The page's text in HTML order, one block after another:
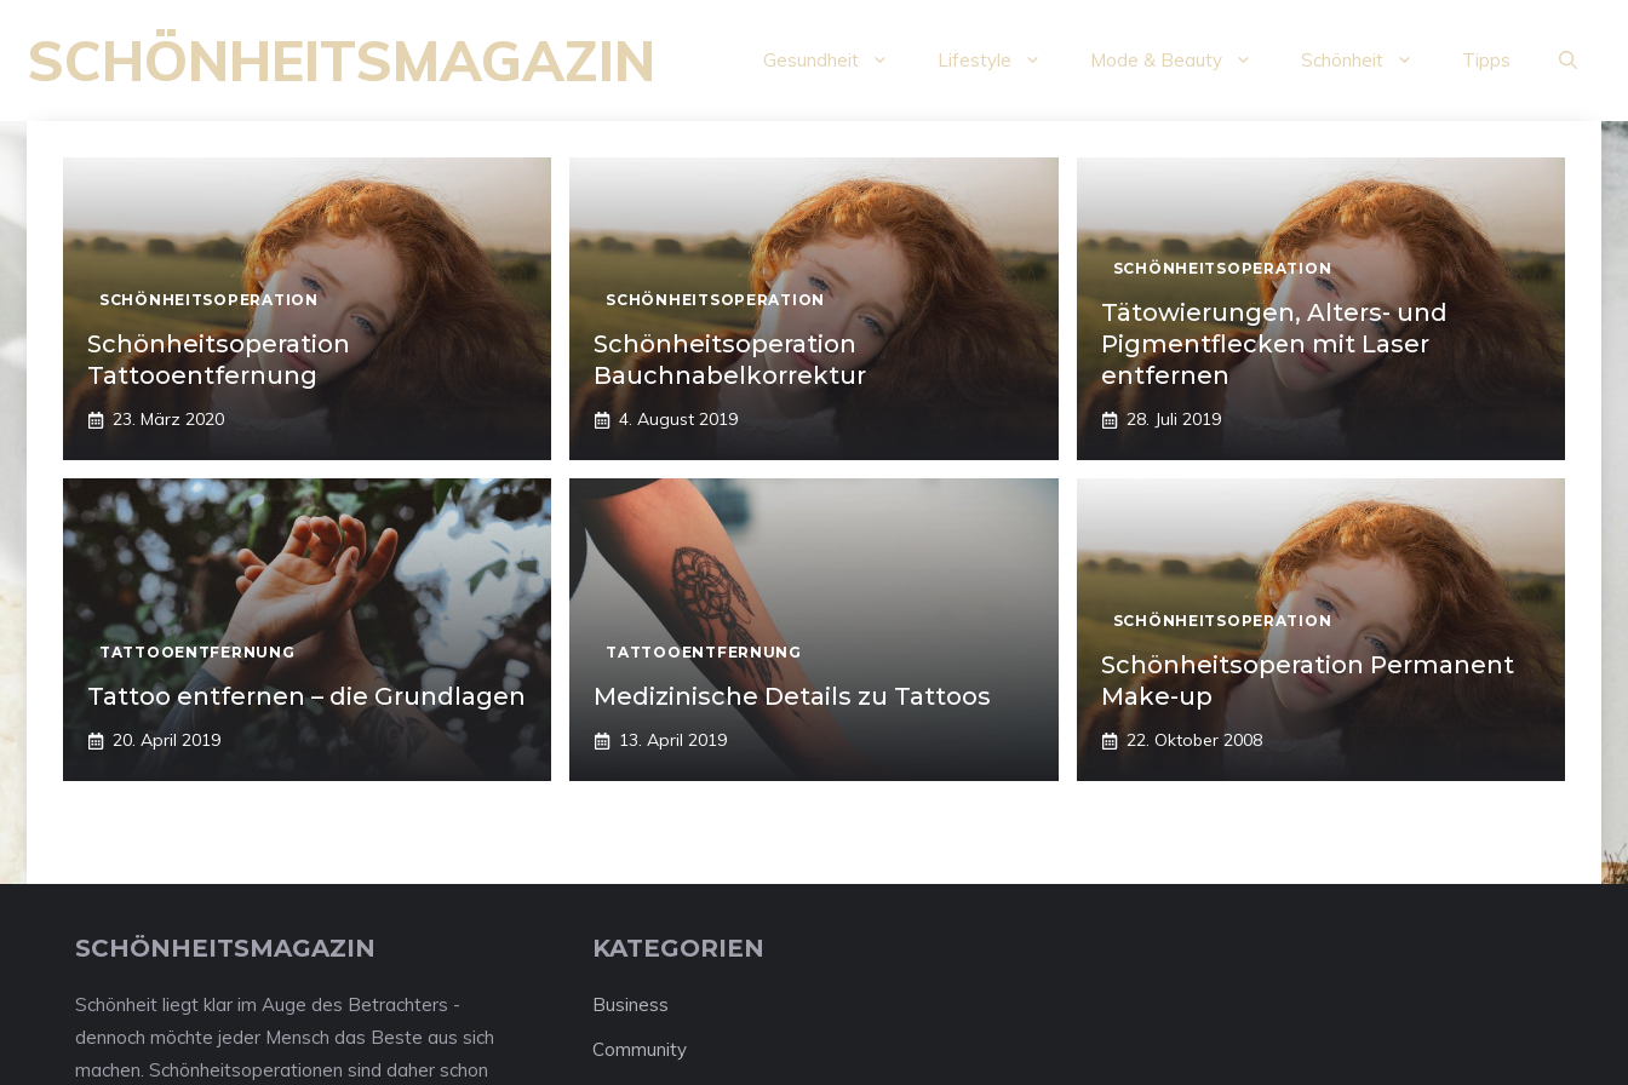
Inhalt
springen
SCHÖNHEITSMAGAZIN Gesundheit Lifestyle Mode & Beauty Schönheit Tipps
SCHÖNHEITSOPERATION
Schönheitsoperation
Tattooentfernung
23. März 2020
SCHÖNHEITSOPERATION
Schönheitsoperation
Bauchnabelkorrektur
4. August 2019
SCHÖNHEITSOPERATION
Tätowierungen, Alters- und
Pigmentflecken mit Laser
entfernen
28. Juli 2019
TATTOOENTFERNUNG
Tattoo entfernen – die Grundlagen
20. April 2019
TATTOOENTFERNUNG
Medizinische Details zu Tattoos
13. April 2019
SCHÖNHEITSOPERATION
Schönheitsoperation Permanent
Make-up
22. Oktober 2008
SCHÖNHEITSMAGAZIN
Schönheit liegt klar im Auge des Betrachters -
dennoch möchte jeder Mensch das Beste aus sich
machen. Schönheitsoperationen sind daher schon
KATEGORIEN
Business
Community